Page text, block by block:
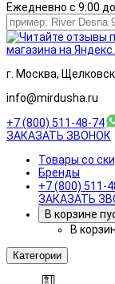
Ежедневно с 9:00
г. Москва,
info@mirdusha.ru
+7 (800) 511-48-74
ЗАКАЗАТЬ ЗВОНОК
Товары со
Бренды
+7 (800) 511-
ЗАКАЗАТЬ
В корзине
В
Категории